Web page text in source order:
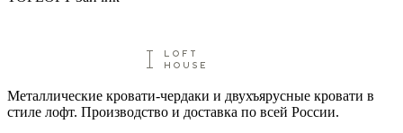
Металлические кровати-чердаки и двухъярусные кровати в
стиле лофт. Производство и доставка по всей России.